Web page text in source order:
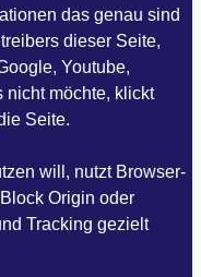
das genau sind
dieser Seite,
Youtube,
nicht möchte, klickt
Seite.
will, nutzt Browser-
Origin oder
Tracking gezielt